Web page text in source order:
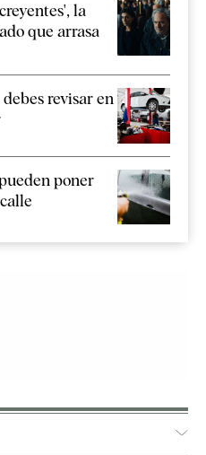
la
que arrasa
revisar en
poner